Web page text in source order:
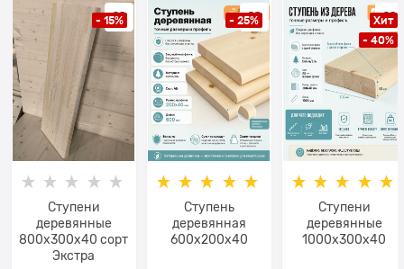
- 15%
Ступени
деревянные
800x300x40 сорт
Экстра
- 25%
Ступень
деревянная
600x200x40
Хит
- 40%
Ступени
деревянные
1000x300x40